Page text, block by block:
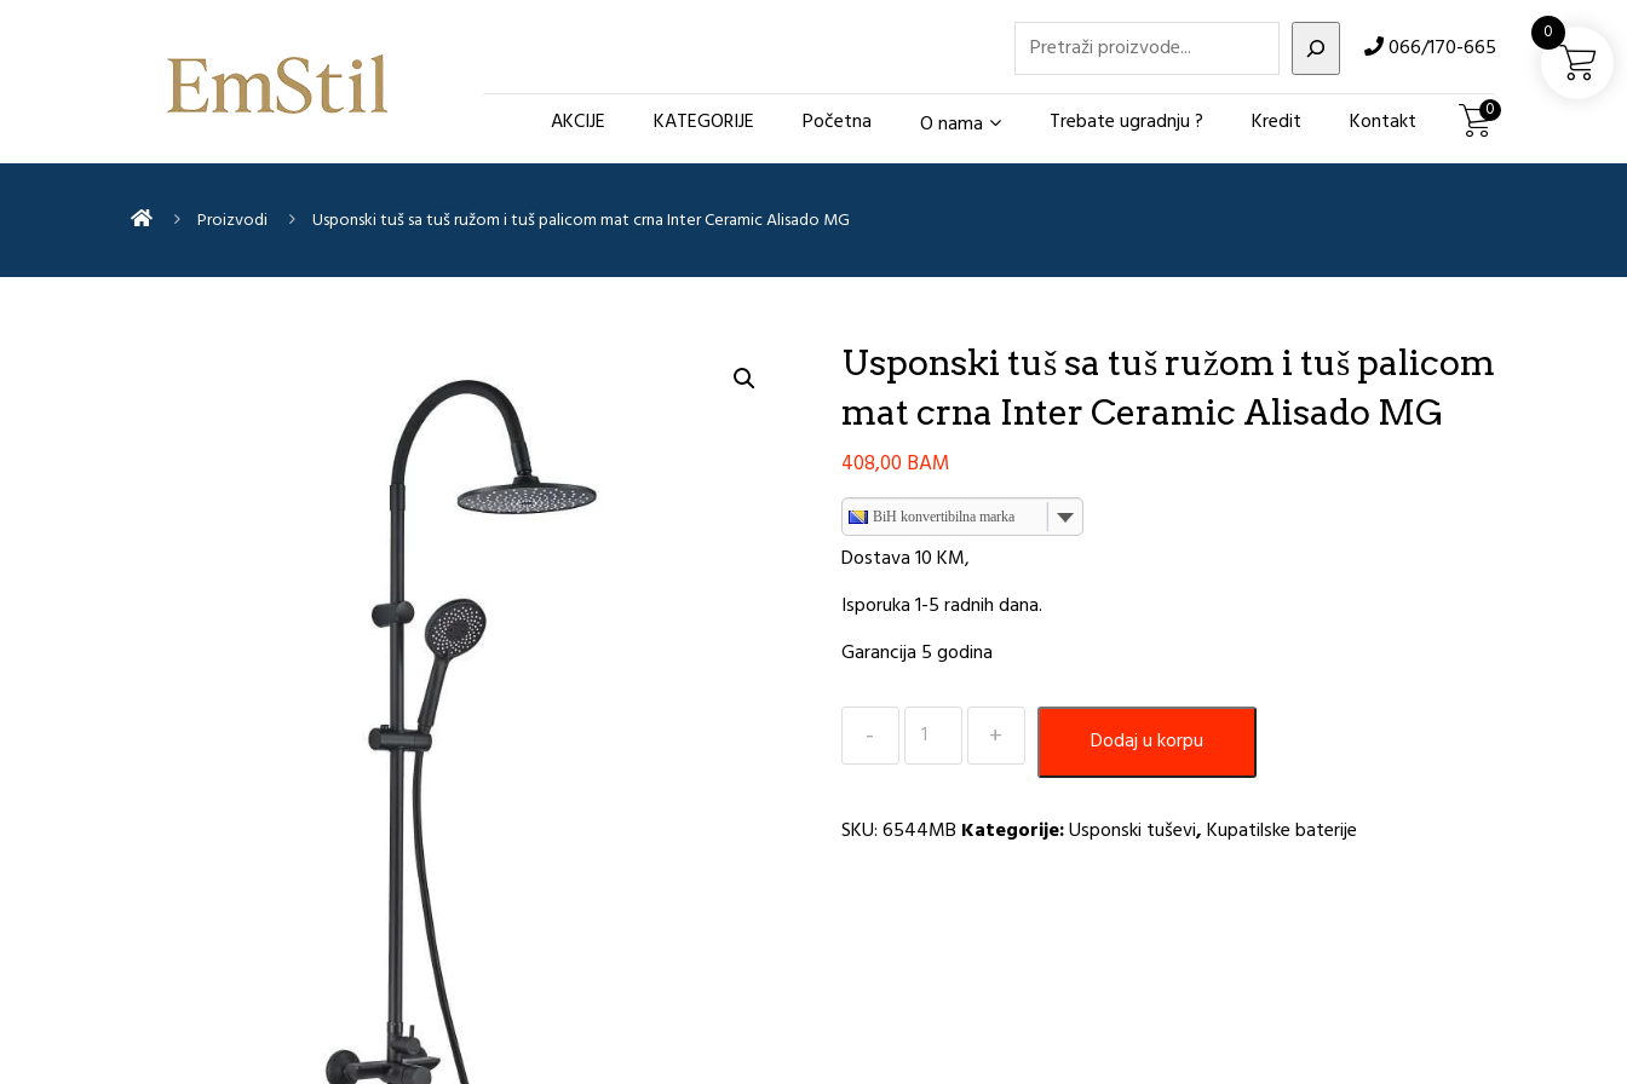
Pretraži 066/170-665
AKCIJE KATEGORIJE Početna O nama Trebate ugradnju ? Kredit Kontakt 0
Proizvodi Usponski tuš sa tuš ružom i tuš palicom mat crna Inter Ceramic Alisado MG
Usponski tuš sa tuš ružom i tuš palicom
mat crna Inter Ceramic Alisado MG
408,00 BAM
BiH konvertibilna marka
Dostava 10 KM,
Isporuka 1-5 radnih dana.
Garancija 5 godina
Usponski
tuš
ružom
Dodaj u korpu
SKU:6544MB Kategorije:Usponski tuševi,Kupatilske baterije
0